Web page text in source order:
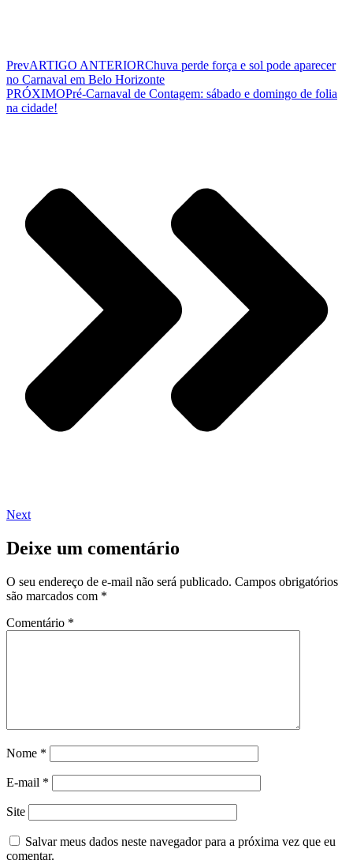
PrevARTIGO ANTERIORChuva perde força e sol pode aparecer
no Carnaval em Belo Horizonte
PRÓXIMOPré-Carnaval de Contagem: sábado e domingo de folia
na cidade!
Next
Deixe um comentário
O seu endereço de e-mail não será publicado. Campos obrigatórios
são marcados com *
Comentário *
Nome *
E-mail *
Site
Salvar meus dados neste navegador para a próxima vez que eu
comentar.